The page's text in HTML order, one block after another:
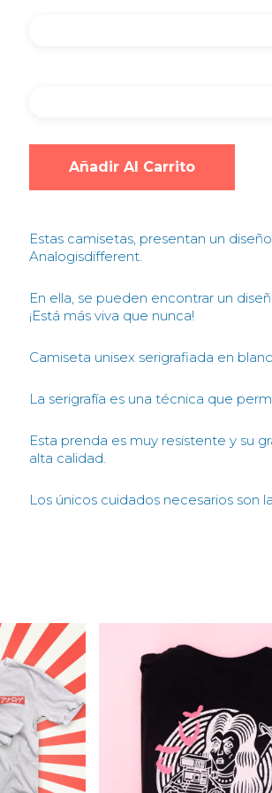
Añadir Al Carrito
Estas camisetas, presentan un
Analogisdifferent.
En ella, se pueden encontrar un
¡Está más viva que nunca!
Camiseta unisex serigrafiada en
La serigrafía es una técnica que
Esta prenda es muy resistente y su
alta calidad.
Los únicos cuidados necesarios son
25,00€